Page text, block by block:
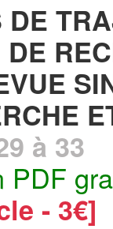
DE
DE
à 33
PDF
- 3€]